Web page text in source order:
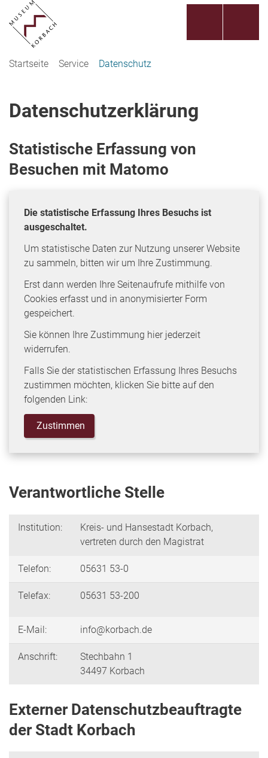
Startseite Service Datenschutz
Datenschutzerklärung
Statistische Erfassung von
Besuchen mit Matomo
Die statistische Erfassung Ihres Besuchs ist
ausgeschaltet.
Um statistische Daten zur Nutzung unserer Website
zu sammeln, bitten wir um Ihre Zustimmung.
Erst dann werden Ihre Seitenaufrufe mithilfe von
Cookies erfasst und in anonymisierter Form
gespeichert.
Sie können Ihre Zustimmung hier jederzeit
widerrufen.
Falls Sie der statistischen Erfassung Ihres Besuchs
zustimmen möchten, klicken Sie bitte auf den
folgenden Link:
Zustimmen
Verantwortliche Stelle
Institution:
Kreis- und Hansestadt Korbach,
vertreten durch den Magistrat
Telefon: 05631 53-0
Telefax: 05631 53-200
E-Mail: info@korbach.de
Anschrift:
Stechbahn 1
34497 Korbach
Externer Datenschutzbeauftragte
der Stadt Korbach